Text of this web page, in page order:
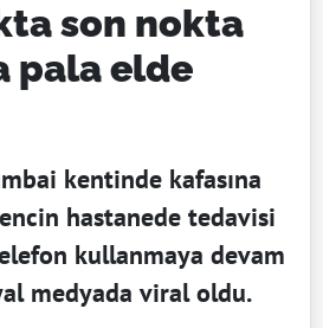
son nokta
pala elde
kentinde kafasına
hastanede tedavisi
kullanmaya devam
medyada viral oldu.